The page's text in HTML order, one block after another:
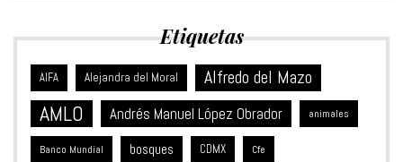
Etiquetas
AIFA Alejandra del Moral Alfredo del Mazo
AMLO Andrés Manuel López Obrador animales
Banco Mundial bosques CDMX Cfe